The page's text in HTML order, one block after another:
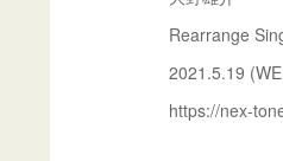
Rearrange
2021.5.19
https://nex-